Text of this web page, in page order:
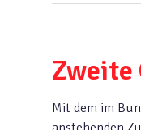
Zweite
Mit dem im